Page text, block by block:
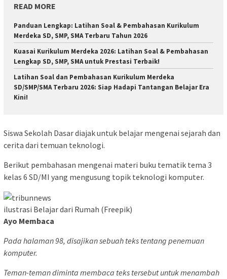
READ MORE
Panduan Lengkap: Latihan Soal & Pembahasan Kurikulum
Merdeka SD, SMP, SMA Terbaru Tahun 2026
Kuasai Kurikulum Merdeka 2026: Latihan Soal & Pembahasan
Lengkap SD, SMP, SMA untuk Prestasi Terbaik!
Latihan Soal dan Pembahasan Kurikulum Merdeka
SD/SMP/SMA Terbaru 2026: Siap Hadapi Tantangan Belajar Era
Kini!
Siswa Sekolah Dasar diajak untuk belajar mengenai sejarah dan
cerita dari temuan teknologi.
Berikut pembahasan mengenai materi buku tematik tema 3
kelas 6 SD/MI yang mengusung topik teknologi komputer.
ilustrasi Belajar dari Rumah (Freepik)
Ayo Membaca
Pada halaman 98, disajikan sebuah teks tentang penemuan
komputer.
Teman-teman diminta membaca teks tersebut untuk menambah